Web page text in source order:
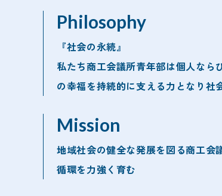
Philosophy
『社会の永続』
私たち商工会議所青年部は個人なら
の幸福を持続的に支える力となり社
Mission
地域社会の健全な発展を図る商工会
循環を力強く育む